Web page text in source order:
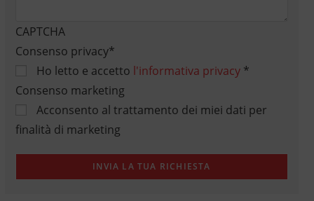
CAPTCHA
Consenso privacy*
Ho letto e accetto l'informativa privacy*
Consenso marketing
Acconsento al trattamento dei miei dati per
finalità di marketing